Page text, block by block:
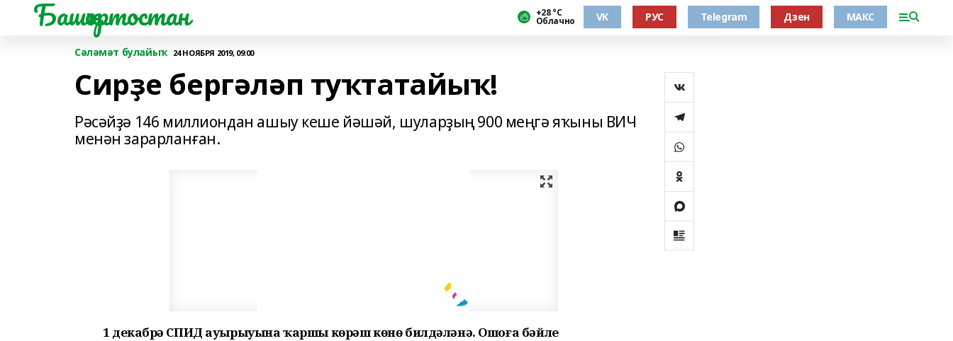
Башҡортостан +28 °С
Облачно VK РУС Telegram Дзен МАКС
Сәләмәт булайыҡ 24 НОЯБРЯ 2019, 09:00
Сирҙе бергәләп туҡтатайыҡ!
Рәсәйҙә 146 миллиондан ашыу кеше йәшәй, шуларҙың 900 меңгә яҡыны ВИЧ
менән зарарланған.
1 декабрҙә СПИД ауырыуына ҡаршы көрәш көнө билдәләнә. Ошоға бәйле